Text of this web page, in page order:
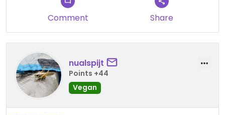
Comment Share
nualspijt
Points +44
Vegan